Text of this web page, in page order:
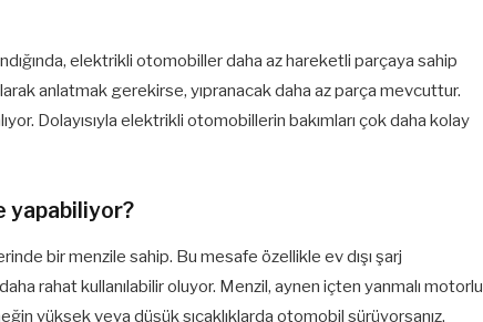
elektrikli otomobiller daha az hareketli parçaya sahip
anlatmak gerekirse, yıpranacak daha az parça mevcuttur.
Dolayısıyla elektrikli otomobillerin bakımları çok daha kolay
yapabiliyor?
bir menzile sahip. Bu mesafe özellikle ev dışı şarj
rahat kullanılabilir oluyor. Menzil, aynen içten yanmalı motorlu
yüksek veya düşük sıcaklıklarda otomobil sürüyorsanız,